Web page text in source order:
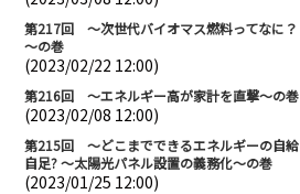
第217回 ～次世代バイオマス燃料ってなに？
～の巻
(2023/02/22 12:00)
第216回 ～エネルギー高が家計を直撃～の巻
(2023/02/08 12:00)
第215回 ～どこまでできるエネルギーの自給
自足? ～太陽光パネル設置の義務化～の巻
(2023/01/25 12:00)